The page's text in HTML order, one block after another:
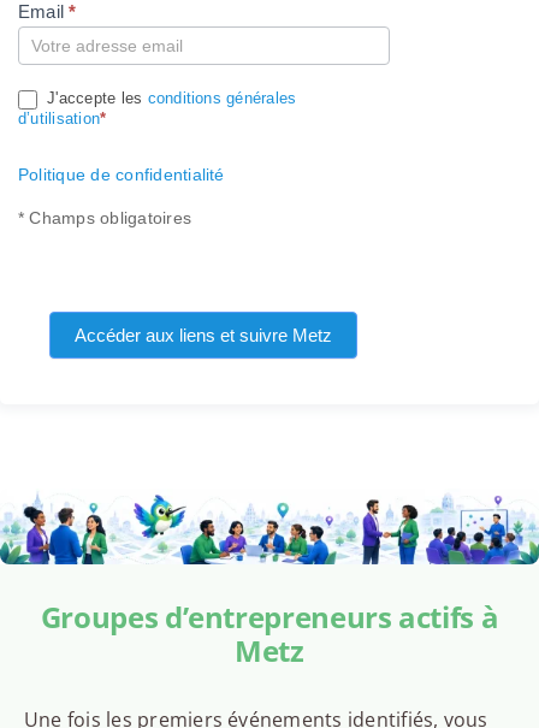
Compte
Email*
J'accepte les conditions générales
d’utilisation*
Politique de confidentialité
* Champs obligatoires
Accéder aux liens et suivre Metz
Groupes d’entrepreneurs actifs à
Metz
Une fois les premiers événements identifiés, vous